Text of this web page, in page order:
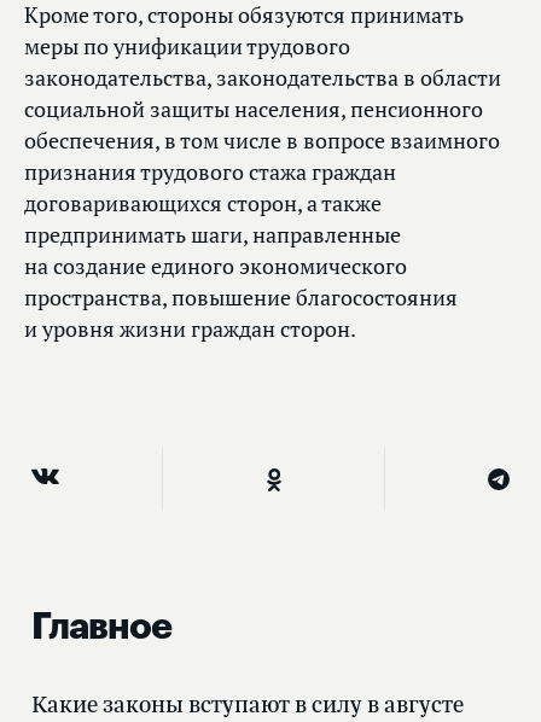
Кроме того, стороны обязуются принимать
меры по унификации трудового
законодательства, законодательства в области
социальной защиты населения, пенсионного
обеспечения, в том числе в вопросе взаимного
признания трудового стажа граждан
договаривающихся сторон, а также
предпринимать шаги, направленные
на создание единого экономического
пространства, повышение благосостояния
и уровня жизни граждан сторон.
Главное
Какие законы вступают в силу в августе